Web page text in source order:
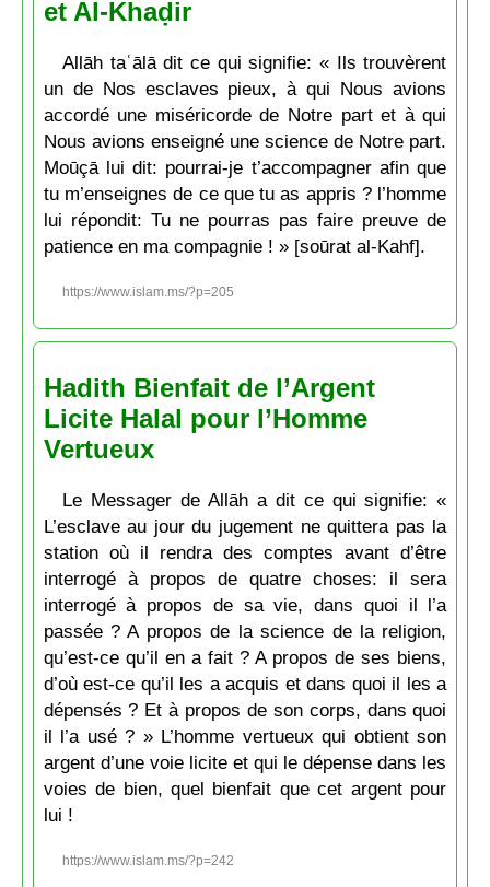
et Al-Khaḍir
Allāh taʿālā dit ce qui signifie: « Ils trouvèrent
un de Nos esclaves pieux, à qui Nous avions
accordé une miséricorde de Notre part et à qui
Nous avions enseigné une science de Notre part.
Moūçā lui dit: pourrai-je t’accompagner afin que
tu m’enseignes de ce que tu as appris ? l’homme
lui répondit: Tu ne pourras pas faire preuve de
patience en ma compagnie ! » [soūrat al-Kahf].
https://www.islam.ms/?p=205
Hadith Bienfait de l’Argent
Licite Halal pour l’Homme
Vertueux
Le Messager de Allāh a dit ce qui signifie: «
L’esclave au jour du jugement ne quittera pas la
station où il rendra des comptes avant d’être
interrogé à propos de quatre choses: il sera
interrogé à propos de sa vie, dans quoi il l’a
passée ? A propos de la science de la religion,
qu’est-ce qu’il en a fait ? A propos de ses biens,
d’où est-ce qu’il les a acquis et dans quoi il les a
dépensés ? Et à propos de son corps, dans quoi
il l’a usé ? » L’homme vertueux qui obtient son
argent d’une voie licite et qui le dépense dans les
voies de bien, quel bienfait que cet argent pour
lui !
https://www.islam.ms/?p=242